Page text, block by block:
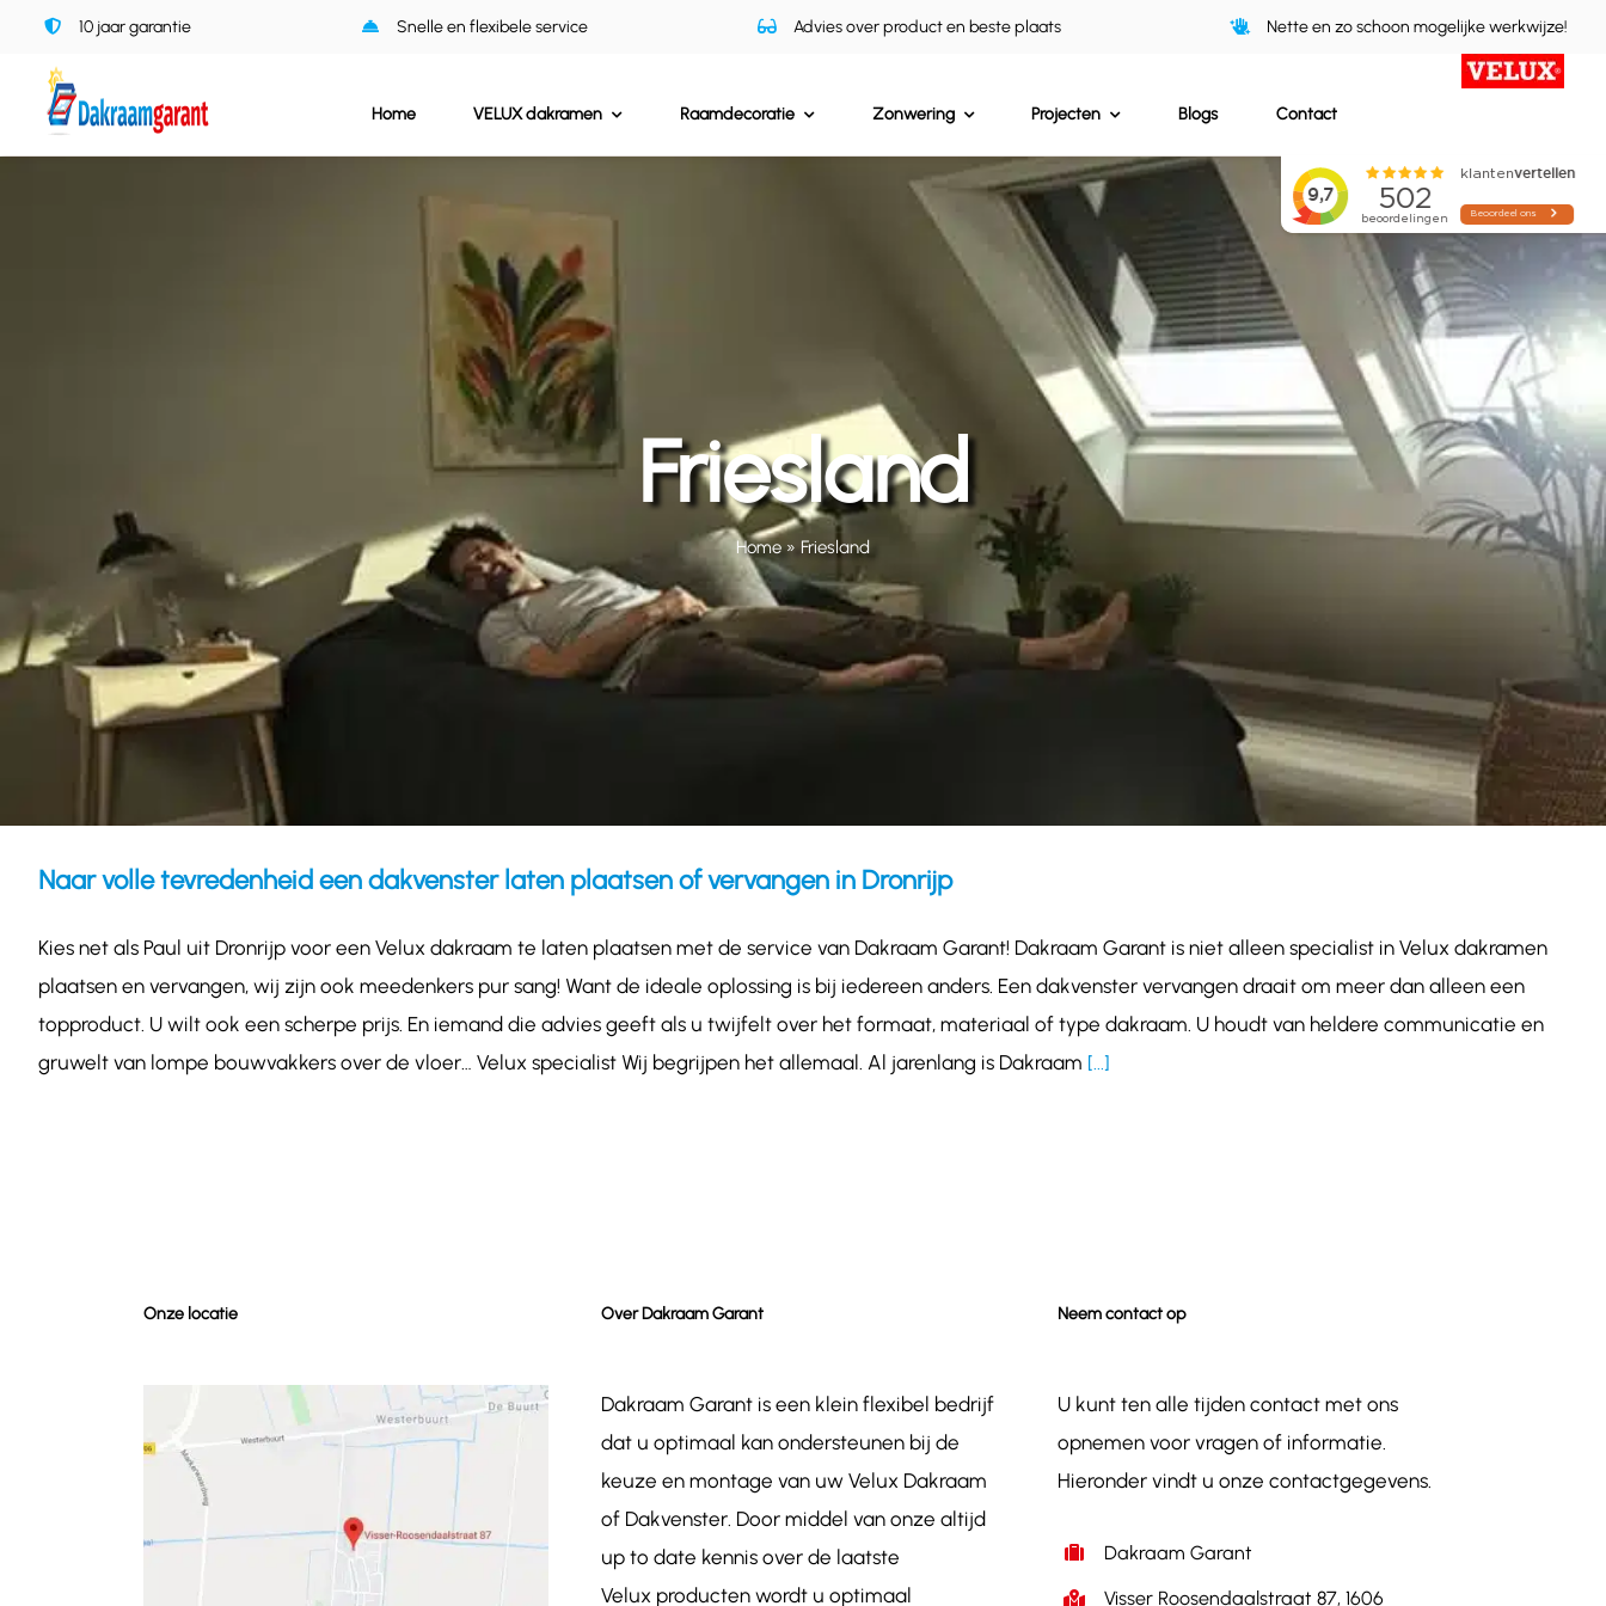
inhoud
10 jaar garantie Snelle en flexibele service Advies over product en beste plaats Nette en zo schoon mogelijke werkwijze!
Home VELUX dakramen Raamdecoratie Zonwering Projecten Blogs Contact
Friesland
Home» Friesland
Naar volle tevredenheid een dakvenster laten plaatsen of vervangen in Dronrijp
Kies net als Paul uit Dronrijp voor een Velux dakraam te laten plaatsen met de service van Dakraam Garant! Dakraam Garant is niet alleen specialist in Velux dakramen
plaatsen en vervangen, wij zijn ook meedenkers pur sang! Want de ideale oplossing is bij iedereen anders. Een dakvenster vervangen draait om meer dan alleen een
topproduct. U wilt ook een scherpe prijs. En iemand die advies geeft als u twijfelt over het formaat, materiaal of type dakraam. U houdt van heldere communicatie en
gruwelt van lompe bouwvakkers over de vloer… Velux specialist Wij begrijpen het allemaal. Al jarenlang is Dakraam [...]
Onze locatie Over Dakraam Garant
Dakraam Garant is een klein flexibel bedrijf
dat u optimaal kan ondersteunen bij de
keuze en montage van uw Velux Dakraam
of Dakvenster. Door middel van onze altijd
up to date kennis over de laatste
Velux producten wordt u optimaal
Neem contact op
U kunt ten alle tijden contact met ons
opnemen voor vragen of informatie.
Hieronder vindt u onze contactgegevens.
Dakraam Garant
Visser Roosendaalstraat 87, 1606